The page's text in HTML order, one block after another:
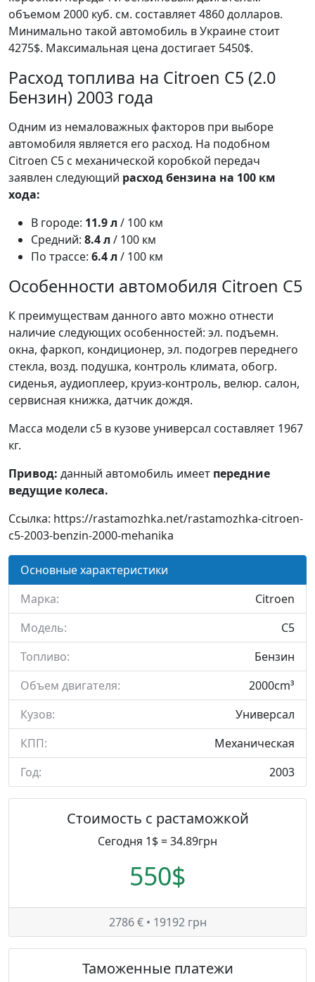
объемом 2000 куб. см. составляет 4860 долларов.
Минимально такой автомобиль в Украине стоит
4275$. Максимальная цена достигает 5450$.
Расход топлива на Citroen C5 (2.0
Бензин) 2003 года
Одним из немаловажных факторов при выборе
автомобиля является его расход. На подобном
Citroen C5 с механической коробкой передач
заявлен следующий расход бензина на 100 км
хода:
В городе: 11.9 л / 100 км
Средний: 8.4 л / 100 км
По трассе: 6.4 л / 100 км
Особенности автомобиля Citroen C5
К преимуществам данного авто можно отнести
наличие следующих особенностей: эл. подъемн.
окна, фаркоп, кондиционер, эл. подогрев переднего
стекла, возд. подушка, контроль климата, обогр.
сиденья, аудиоплеер, круиз-контроль, велюр. салон,
сервисная книжка, датчик дождя.
Масса модели c5 в кузове универсал составляет 1967
кг.
Привод: данный автомобиль имеет передние
ведущие колеса.
Ссылка: https://rastamozhka.net/rastamozhka-citroen-
c5-2003-benzin-2000-mehanika
Основные характеристики
Марка:
Citroen
Модель:
C5
Топливо:
Бензин
Объем двигателя:
2000cm³
Кузов:
Универсал
КПП:
Механическая
Год:
2003
Стоимость с растаможкой
Сегодня 1$ = 34.89грн
550$
2786 € • 19192 грн
Таможенные платежи